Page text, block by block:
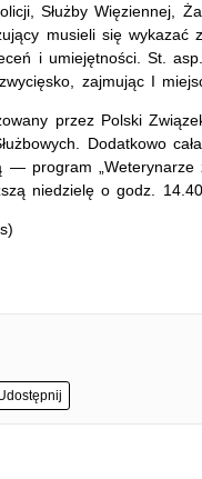
Służby Więziennej,
musieli się wykazać
i umiejętności. St.
zajmując I
przez Polski
Dodatkowo
— program „Weterynarze
niedzielę o godz.